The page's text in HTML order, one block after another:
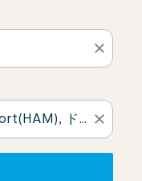
close
close